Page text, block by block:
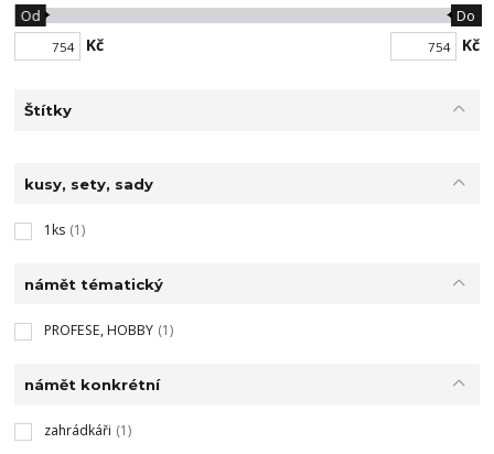
Kč
Od Do
Kč
Štítky
kusy, sety, sady
1ks (1)
námět tématický
PROFESE, HOBBY (1)
námět konkrétní
zahrádkáři (1)